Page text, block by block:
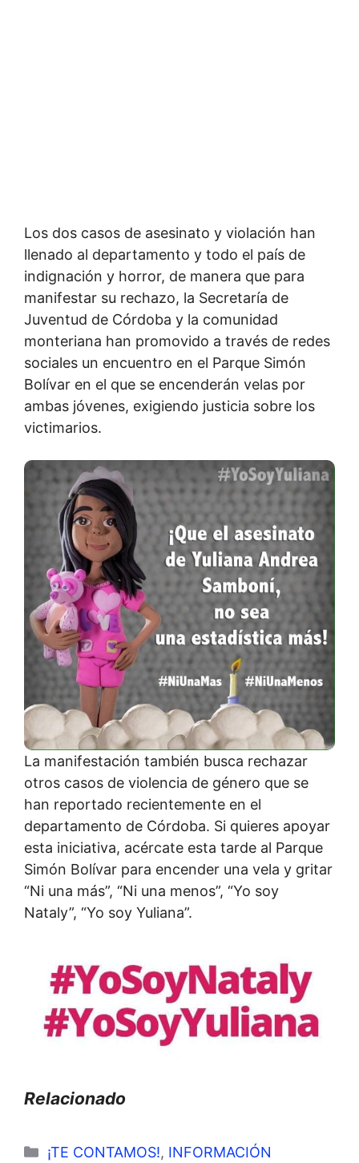
Los dos casos de asesinato y violación han
llenado al departamento y todo el país de
indignación y horror, de manera que para
manifestar su rechazo, la Secretaría de
Juventud de Córdoba y la comunidad
monteriana han promovido a través de redes
sociales un encuentro en el Parque Simón
Bolívar en el que se encenderán velas por
ambas jóvenes, exigiendo justicia sobre los
victimarios.
La manifestación también busca rechazar
otros casos de violencia de género que se
han reportado recientemente en el
departamento de Córdoba. Si quieres apoyar
esta iniciativa, acércate esta tarde al Parque
Simón Bolívar para encender una vela y gritar
“Ni una más”, “Ni una menos”, “Yo soy
Nataly”, “Yo soy Yuliana”.
Relacionado
Categorías
¡TE CONTAMOS!, INFORMACIÓN